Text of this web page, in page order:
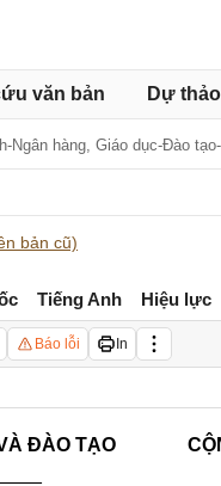
văn bản Dự thảo
Ngân hàng, Giáo dục-Đào
bản cũ)
Tiếng Anh Hiệu lực
Báo lỗi In
ĐÀO TẠO